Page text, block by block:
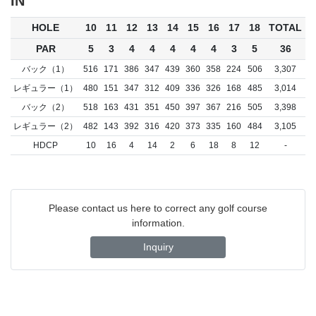
HOLE 10 11 12 13 14 15 16 17 18
TOTAL
PAR
5 3 4 4 4 4 4 3 5 36
バック（1） 516 171 386 347 439 360 358 224 506
3,307
レギュラー（1）
480 151 347 312 409 336 326 168 485
3,014
バック（2）
518 163 431 351 450 397 367 216 505
3,398
レギュラー（2）
482 143 392 316 420 373 335 160 484
3,105
HDCP
10 16 4 14 2 6 18 8 12 -
Please contact us here to correct any golf course
information.
Inquiry